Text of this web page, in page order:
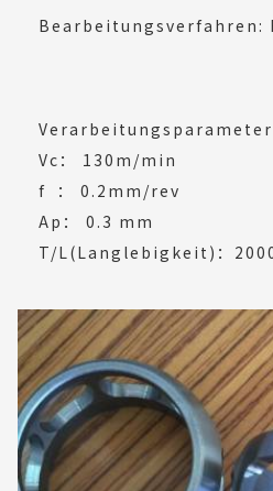
Bearbeitungsverfahren:
Verarbeitungsparameter
Vc： 130m/min
f ： 0.2mm/rev
Ap： 0.3 mm
T/L(Langlebigkeit)：